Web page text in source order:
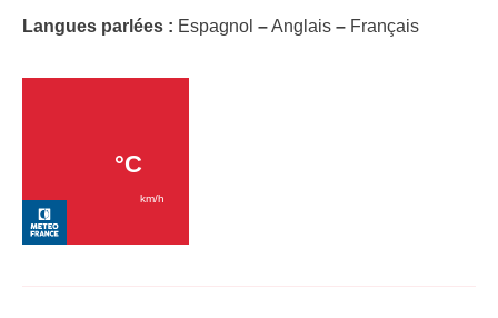
Langues parlées : Espagnol –Anglais – Français